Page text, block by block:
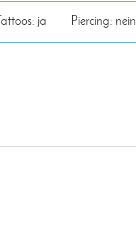
Tattoos: ja Piercing: nein